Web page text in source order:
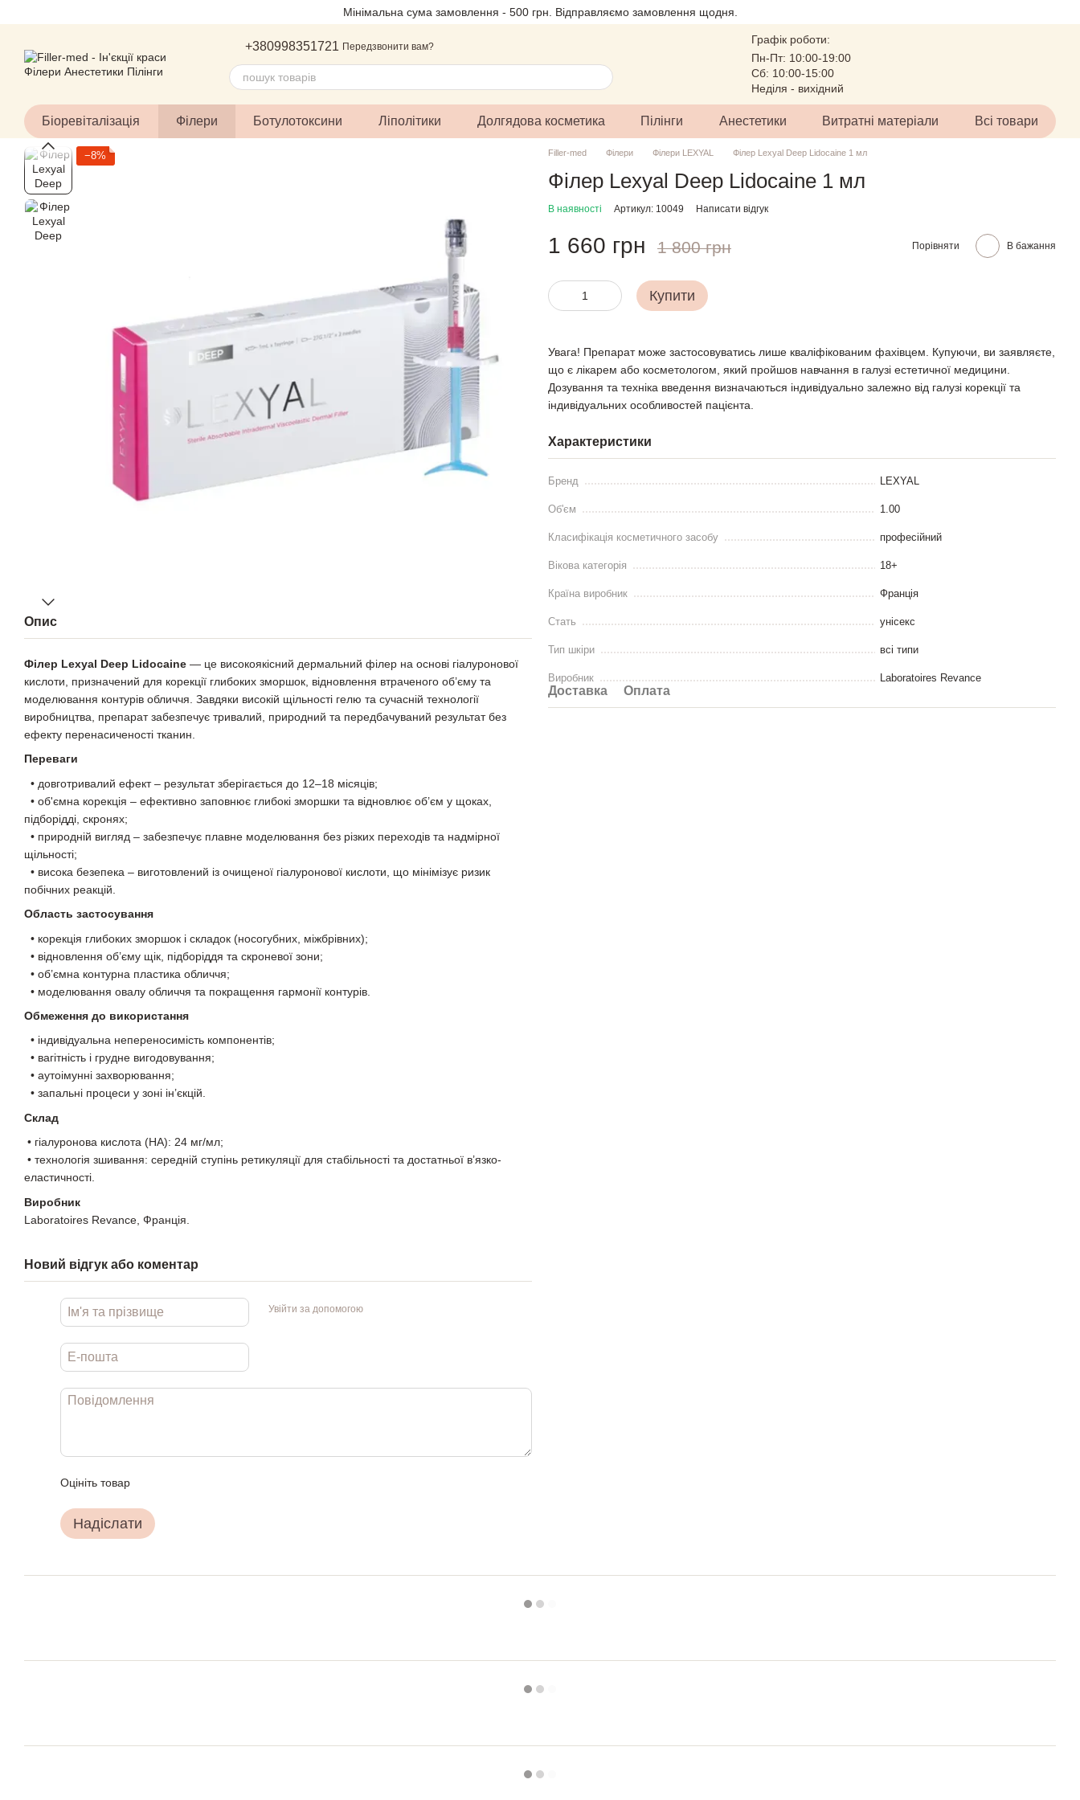
Мінімальна сума замовлення - 500 грн. Відправляємо замовлення щодня.
+380998351721 Передзвонити вам?
Графік роботи:
Пн-Пт: 10:00-19:00
Сб: 10:00-15:00
Неділя - вихідний
Біоревіталізація Філери Ботулотоксини Ліполітики Долгядова косметика Пілінги Анестетики Витратні матеріали Всі товари
−8%
Опис
Філер Lexyal Deep Lidocaine — це високоякісний дермальний філер на основі гіалуронової
кислоти, призначений для корекції глибоких зморшок, відновлення втраченого об’єму та
моделювання контурів обличчя. Завдяки високій щільності гелю та сучасній технології
виробництва, препарат забезпечує тривалий, природний та передбачуваний результат без
ефекту перенасиченості тканин.
Переваги
• довготривалий ефект – результат зберігається до 12–18 місяців;
• об'ємна корекція – ефективно заповнює глибокі зморшки та відновлює об’єм у щоках,
підборідді, скронях;
• природній вигляд – забезпечує плавне моделювання без різких переходів та надмірної
щільності;
• висока безепека – виготовлений із очищеної гіалуронової кислоти, що мінімізує ризик
побічних реакцій.
Область застосування
• корекція глибоких зморшок і складок (носогубних, міжбрівних);
• відновлення об’єму щік, підборіддя та скроневої зони;
• об’ємна контурна пластика обличчя;
• моделювання овалу обличчя та покращення гармонії контурів.
Обмеження до використання
• індивідуальна непереносимість компонентів;
• вагітність і грудне вигодовування;
• аутоімунні захворювання;
• запальні процеси у зоні ін’єкцій.
Склад
• гіалуронова кислота (HA): 24 мг/мл;
• технологія зшивання: середній ступінь ретикуляції для стабільності та достатньої в’язко-
еластичності.
Виробник
Laboratoires Revance, Франція.
Новий відгук або коментар
Увійти за допомогою
Оцініть товар
Надіслати
Filler-med Філери Філери LEXYAL Філер Lexyal Deep Lidocaine 1 мл
Філер Lexyal Deep Lidocaine 1 мл
В наявності Артикул: 10049 Написати відгук
1 660 грн 1 800 грн Порівняти В бажання
Купити
Увага! Препарат може застосовуватись лише кваліфікованим фахівцем. Купуючи, ви заявляєте,
що є лікарем або косметологом, який пройшов навчання в галузі естетичної медицини.
Дозування та техніка введення визначаються індивідуально залежно від галузі корекції та
індивідуальних особливостей пацієнта.
Характеристики
Бренд LEXYAL
Об'єм 1.00
Класифікація косметичного засобу професійний
Вікова категорія 18+
Країна виробник Франція
Стать унісекс
Тип шкіри всі типи
Виробник Laboratoires Revance
Доставка Оплата